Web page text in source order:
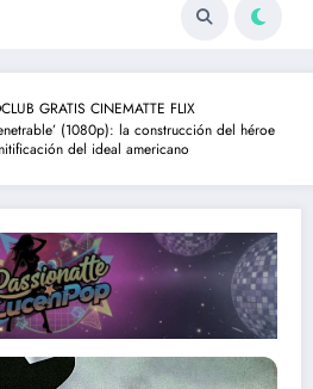
GRATIS CINEMATTE FLIX
(1080p): la construcción del héroe
del ideal americano